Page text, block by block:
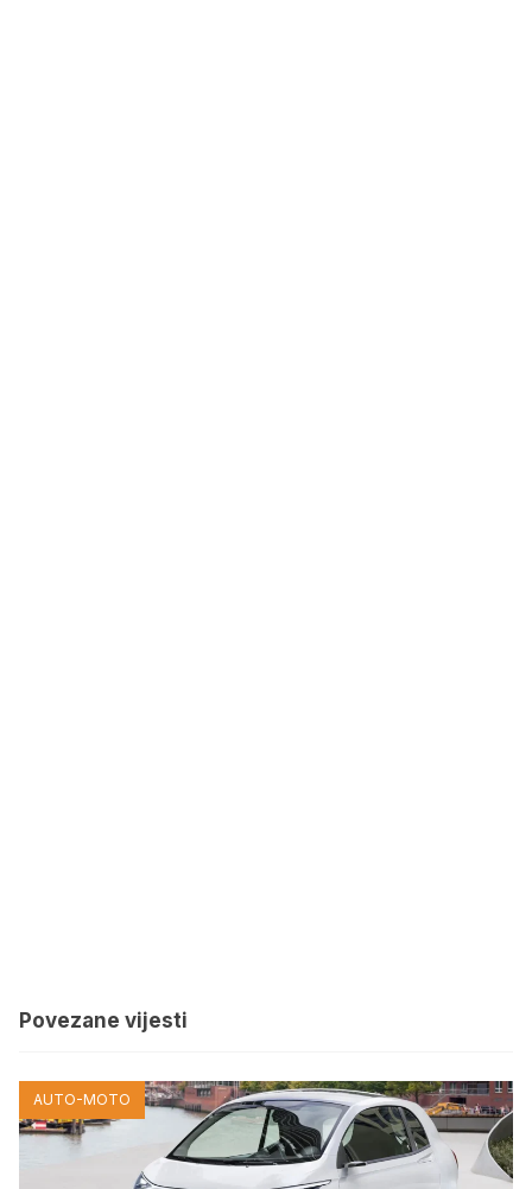
Povezane vijesti
AUTO-MOTO